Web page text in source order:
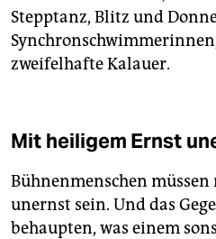
Stepptanz, Blitz und
zweifelhafte Kalauer.
Mit heiligem Ernst
Bühnenmenschen
unernst sein. Und das
behaupten, was einem